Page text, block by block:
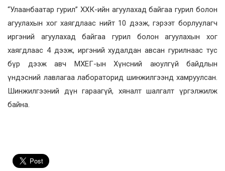
“Улаанбаатар гурил” ХХК-ийн агуулахад байгаа гурил болон
агуулахын хог хаягдлаас нийт 10 дээж, гэрээт борлуулагч
иргэний агуулахад байгаа гурил болон агуулахын хог
хаягдлаас 4 дээж, иргэний худалдан авсан гурилнаас тус
бүр дээж авч МХЕГ-ын Хүнсний аюулгүй байдлын
үндэсний лавлагаа лабораторид шинжилгээнд хамруулсан.
Шинжилгээний дүн гараагүй, хяналт шалгалт үргэлжилж
байна.